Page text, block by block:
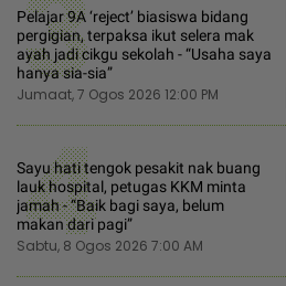
Pelajar 9A ‘reject’ biasiswa bidang
pergigian, terpaksa ikut selera mak
ayah jadi cikgu sekolah - “Usaha saya
hanya sia-sia”
Jumaat, 7 Ogos 2026 12:00 PM
4
Sayu hati tengok pesakit nak buang
lauk hospital, petugas KKM minta
jamah - “Baik bagi saya, belum
makan dari pagi”
Sabtu, 8 Ogos 2026 7:00 AM